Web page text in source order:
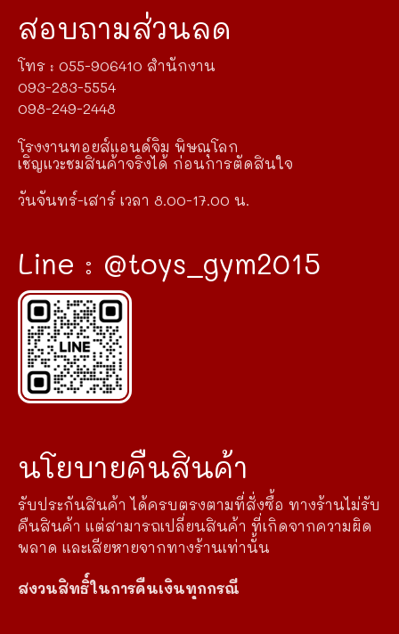
สอบถามส่วนลด
โทร : 055-906410 สำนักงาน
093-283-5554
098-249-2448
โรงงานทอยส์แอนด์จิม พิษณุโลก
เชิญแวะชมสินค้าจริงได้ ก่อนการตัดสินใจ
วันจันทร์-เสาร์ เวลา 8.00-17.00 น.
Line : @toys_gym2015
นโยบายคืนสินค้า
รับประกันสินค้า ได้ครบตรงตามที่สั่งซื้อ ทางร้านไม่รับ
คืนสินค้า แต่สามารถเปลี่ยนสินค้า ที่เกิดจากความผิด
พลาด และเสียหายจากทางร้านเท่านั้น
สงวนสิทธิ์ในการคืนเงินทุกกรณี